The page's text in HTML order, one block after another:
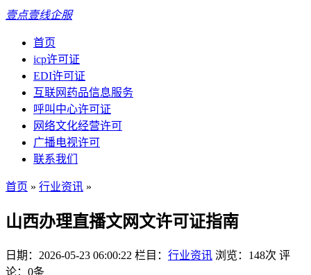
壹点壹线企服
首页
icp许可证
EDI许可证
互联网药品信息服务
呼叫中心许可证
网络文化经营许可
广播电视许可
联系我们
首页 » 行业资讯 »
山西办理直播文网文许可证指南
日期：2026-05-23 06:00:22 栏目： 行业资讯 浏览：148次 评
论：0条